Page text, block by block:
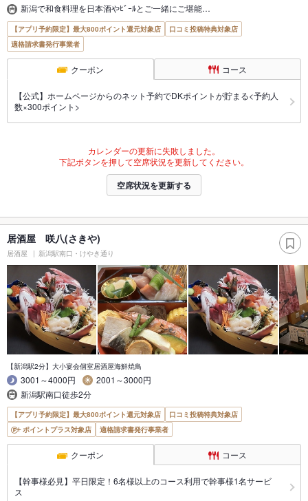
新潟で和食料理を日本酒やﾋﾞｰﾙとご一緒にご堪能…
【アプリ予約限定】最大800ポイント還元対象店
口コミ投稿特典対象店
適格請求書発行事業者
クーポン コース
【公式】ホームページからのネット予約でDKポイントが貯まる<予約人
数×300ポイント>
カレンダーの更新に失敗しました。
下記ボタンを押して空席状況を更新してください。
空席状況を更新する
居酒屋 咲八(さきや)
居酒屋 新潟駅南口・けやき通り
【新潟駅2分】大小宴会個室居酒屋海鮮焼鳥
3001～4000円
2001～3000円
新潟駅南口徒歩2分
【アプリ予約限定】最大800ポイント還元対象店
口コミ投稿特典対象店
ポイントプラス対象店
適格請求書発行事業者
クーポン コース
【幹事様必見】平日限定！6名様以上のコース利用で幹事様1名サービ
ス